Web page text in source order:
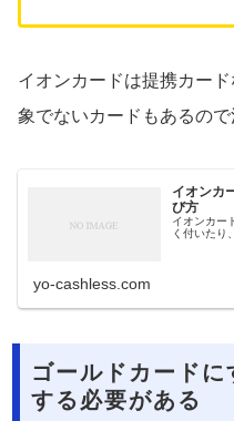
イオンカードは提携カー
象でないカードもあるので
イオンカ
び方
イオンカー
く付いたり
yo-cashless.com
ゴールドカード
する必要がある